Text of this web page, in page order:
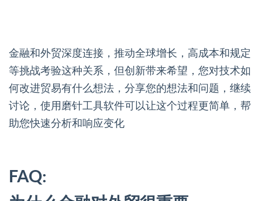
金融和外贸深度连接，推动全球增长，高成本和规定
等挑战考验这种关系，但创新带来希望，您对技术如
何改进贸易有什么想法，分享您的想法和问题，继续
讨论，使用磨针工具软件可以让这个过程更简单，帮
助您快速分析和响应变化
FAQ: